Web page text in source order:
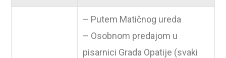
– Putem Matičnog ureda
– Osobnom predajom u
pisarnici Grada Opatije (svaki